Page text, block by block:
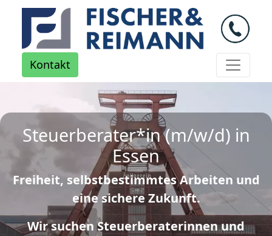
Kontakt
Steuerberater*in (m/w/d) in
Essen
Freiheit, selbstbestimmtes Arbeiten und
eine sichere Zukunft.
Wir suchen Steuerberaterinnen und